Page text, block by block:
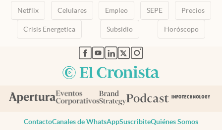
Netflix Celulares Empleo SEPE Precios
Crisis Energetica Subsidio Horóscopo
abre en nueva pestaña
abre en nueva pestaña
abre en nueva pestaña
abre en nueva pestaña
abre en nueva pestaña
ContactoCanales de WhatsAppSuscribiteQuiénes Somos